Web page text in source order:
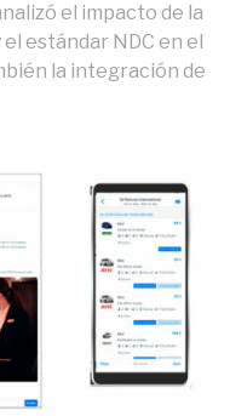
el impacto de la
estándar NDC en el
la integración de